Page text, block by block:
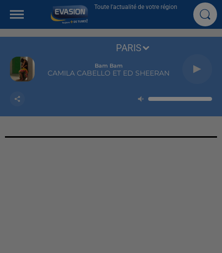
Toute l'actualité de votre région
Bam Bam
CAMILA CABELLO ET ED SHEERAN
PARIS